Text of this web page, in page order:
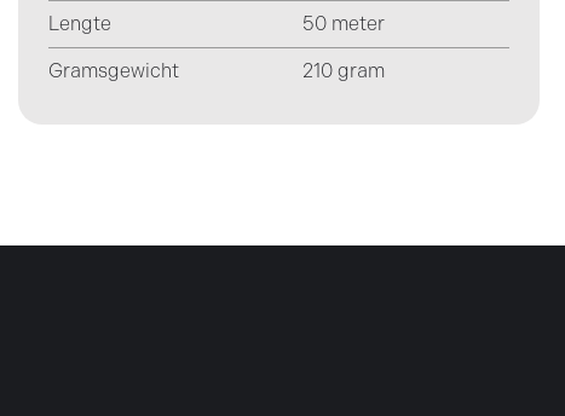
Lengte 50 meter
Gramsgewicht 210 gram